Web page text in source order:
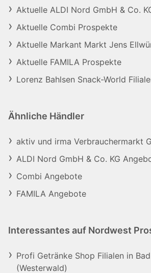
Aktuelle ALDI Nord GmbH & Co.
Aktuelle Combi Prospekte
Aktuelle Markant Markt Jens
Aktuelle FAMILA Prospekte
Lorenz Bahlsen Snack-World
Ähnliche Händler
aktiv und irma Verbrauchermarkt
ALDI Nord GmbH & Co. KG
Combi Angebote
FAMILA Angebote
Interessantes auf Nordwest
Profi Getränke Shop Filialen in
(Westerwald)